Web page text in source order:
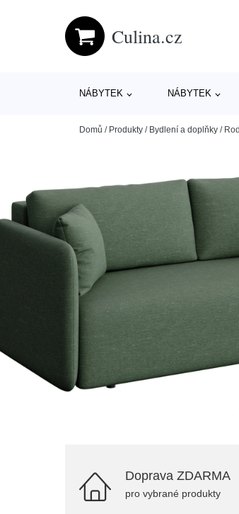
Culina.cz
NÁBYTEK NÁBYTEK
Domů / Produkty / Bydlení a doplňky /
Doprava ZDARMA
pro vybrané produkty